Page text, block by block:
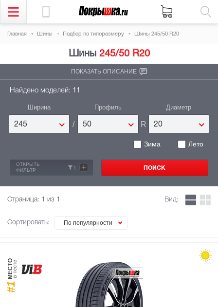
Главная Шины Подбор по типоразмеру Шины 245/50 R20
Шины 245/50 R20
ПОКАЗАТЬ ОПИСАНИЕ
Найдено моделей: 11
Ширина
245 /
Профиль
50 R
Диаметр
20
Зима Лето
ОТКРЫТЬ
ФИЛЬТР
1 +
Страница: 1 из 1
Сортировать: По популярности
Вид:
#1
МЕСТОв тесте